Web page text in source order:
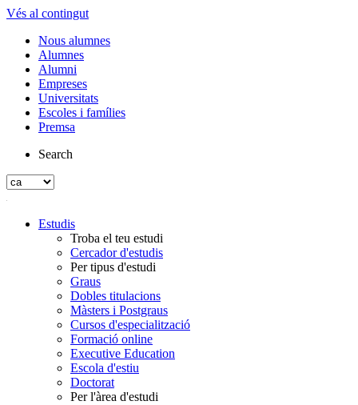
Vés al contingut
Nous alumnes
Alumnes
Alumni
Empreses
Universitats
Escoles i famílies
Premsa
Search
Estudis
Troba el teu estudi
Cercador d'estudis
Per tipus d'estudi
Graus
Dobles titulacions
Màsters i Postgraus
Cursos d'especialització
Formació online
Executive Education
Escola d'estiu
Doctorat
Per l'àrea d'estudi